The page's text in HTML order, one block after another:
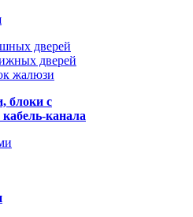
дверей
дверей
жалюзи
блоки с
канала